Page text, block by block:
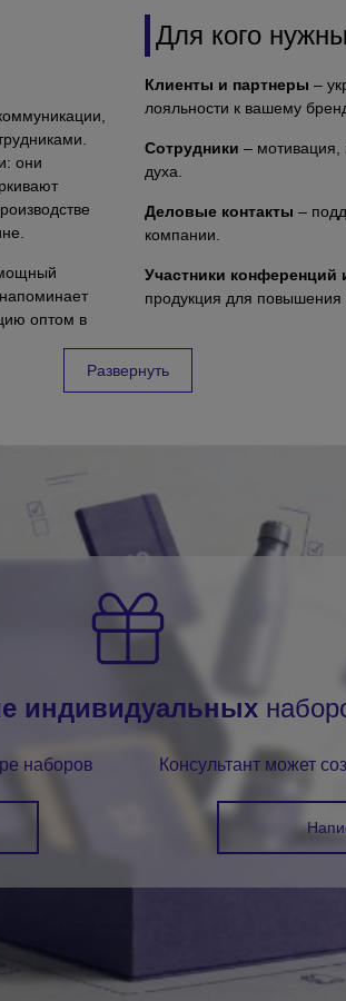
они
оптом в
Для кого
Клиенты и партнеры –
лояльности к вашему
Сотрудники – мотивация,
духа.
Деловые контакты –
компании.
Участники
продукция для
получателя и его образа
Бюджет
– определите
Сезон или событие
юбилею нуждаются в
Практичность
обеспечивают
продукции отражает
Какие
Комплекты из нескольких
популярный выбор для
презентабельный вид.
Развернуть
индивидуальных
наборов Консультант может